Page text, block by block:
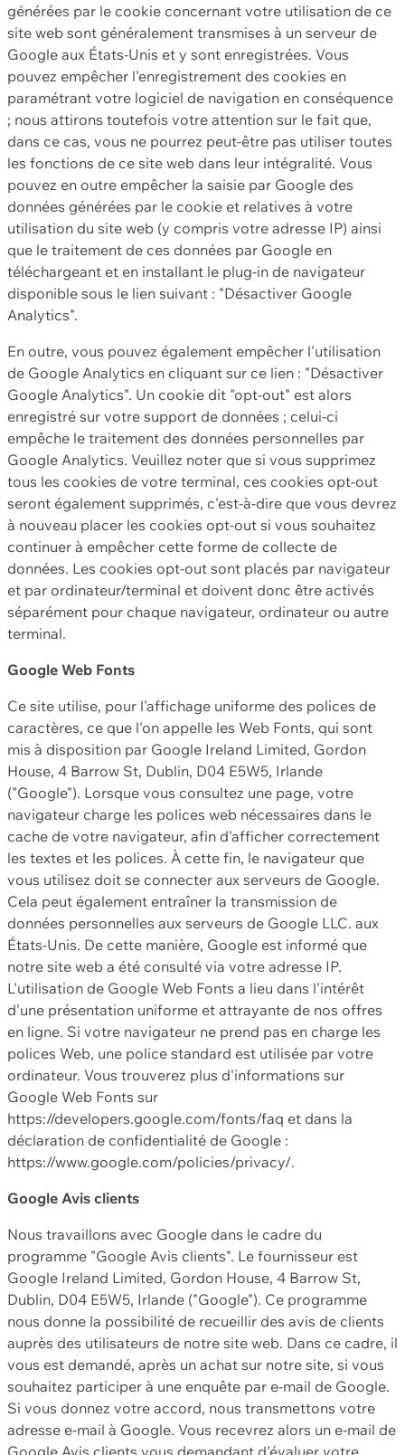
générées par le cookie concernant votre utilisation de ce
site web sont généralement transmises à un serveur de
Google aux États-Unis et y sont enregistrées. Vous
pouvez empêcher l'enregistrement des cookies en
paramétrant votre logiciel de navigation en conséquence
; nous attirons toutefois votre attention sur le fait que,
dans ce cas, vous ne pourrez peut-être pas utiliser toutes
les fonctions de ce site web dans leur intégralité. Vous
pouvez en outre empêcher la saisie par Google des
données générées par le cookie et relatives à votre
utilisation du site web (y compris votre adresse IP) ainsi
que le traitement de ces données par Google en
téléchargeant et en installant le plug-in de navigateur
disponible sous le lien suivant : "Désactiver Google
Analytics".
En outre, vous pouvez également empêcher l'utilisation
de Google Analytics en cliquant sur ce lien : "Désactiver
Google Analytics". Un cookie dit "opt-out" est alors
enregistré sur votre support de données ; celui-ci
empêche le traitement des données personnelles par
Google Analytics. Veuillez noter que si vous supprimez
tous les cookies de votre terminal, ces cookies opt-out
seront également supprimés, c'est-à-dire que vous devrez
à nouveau placer les cookies opt-out si vous souhaitez
continuer à empêcher cette forme de collecte de
données. Les cookies opt-out sont placés par navigateur
et par ordinateur/terminal et doivent donc être activés
séparément pour chaque navigateur, ordinateur ou autre
terminal.
Google Web Fonts
Ce site utilise, pour l'affichage uniforme des polices de
caractères, ce que l'on appelle les Web Fonts, qui sont
mis à disposition par Google Ireland Limited, Gordon
House, 4 Barrow St, Dublin, D04 E5W5, Irlande
("Google"). Lorsque vous consultez une page, votre
navigateur charge les polices web nécessaires dans le
cache de votre navigateur, afin d'afficher correctement
les textes et les polices. À cette fin, le navigateur que
vous utilisez doit se connecter aux serveurs de Google.
Cela peut également entraîner la transmission de
données personnelles aux serveurs de Google LLC. aux
États-Unis. De cette manière, Google est informé que
notre site web a été consulté via votre adresse IP.
L'utilisation de Google Web Fonts a lieu dans l'intérêt
d'une présentation uniforme et attrayante de nos offres
en ligne. Si votre navigateur ne prend pas en charge les
polices Web, une police standard est utilisée par votre
ordinateur. Vous trouverez plus d'informations sur
Google Web Fonts sur
https://developers.google.com/fonts/faq et dans la
déclaration de confidentialité de Google :
https://www.google.com/policies/privacy/.
Google Avis clients
Nous travaillons avec Google dans le cadre du
programme "Google Avis clients". Le fournisseur est
Google Ireland Limited, Gordon House, 4 Barrow St,
Dublin, D04 E5W5, Irlande ("Google"). Ce programme
nous donne la possibilité de recueillir des avis de clients
auprès des utilisateurs de notre site web. Dans ce cadre, il
vous est demandé, après un achat sur notre site, si vous
souhaitez participer à une enquête par e-mail de Google.
Si vous donnez votre accord, nous transmettons votre
adresse e-mail à Google. Vous recevrez alors un e-mail de